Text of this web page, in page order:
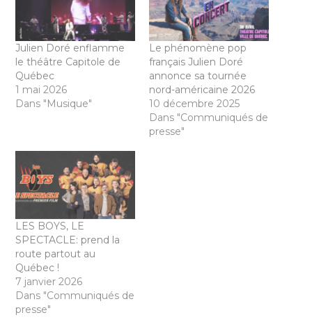
Julien Doré enflamme
le théâtre Capitole de
Québec
1 mai 2026
Dans "Musique"
Le phénomène pop
français Julien Doré
annonce sa tournée
nord-américaine 2026
10 décembre 2025
Dans "Communiqués de
presse"
LES BOYS, LE
SPECTACLE: prend la
route partout au
Québec !
7 janvier 2026
Dans "Communiqués de
presse"